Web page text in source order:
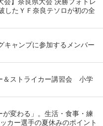
会】奈良県大会 決勝フォトレ
したＹＦ奈良テソロが初の全
キャンプに参加するメンバー
＆ストライカー講習会 小学
が変わる」。生活・食事・練
カー選手の夏休みのポイント